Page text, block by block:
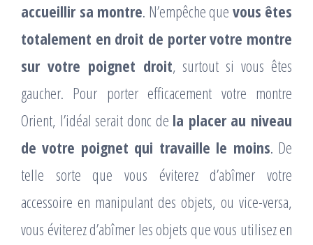
accueillir sa montre. N’empêche que vous êtes
totalement en droit de porter votre montre
sur votre poignet droit, surtout si vous êtes
gaucher. Pour porter efficacement votre montre
Orient, l’idéal serait donc de la placer au niveau
de votre poignet qui travaille le moins. De
telle sorte que vous éviterez d’abîmer votre
accessoire en manipulant des objets, ou vice-versa,
vous éviterez d’abîmer les objets que vous utilisez en